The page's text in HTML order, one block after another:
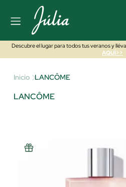
Descubre el lugar para todos tus veranos y
AQUÍ>>
Inicio LANCÔME
LANCÔME